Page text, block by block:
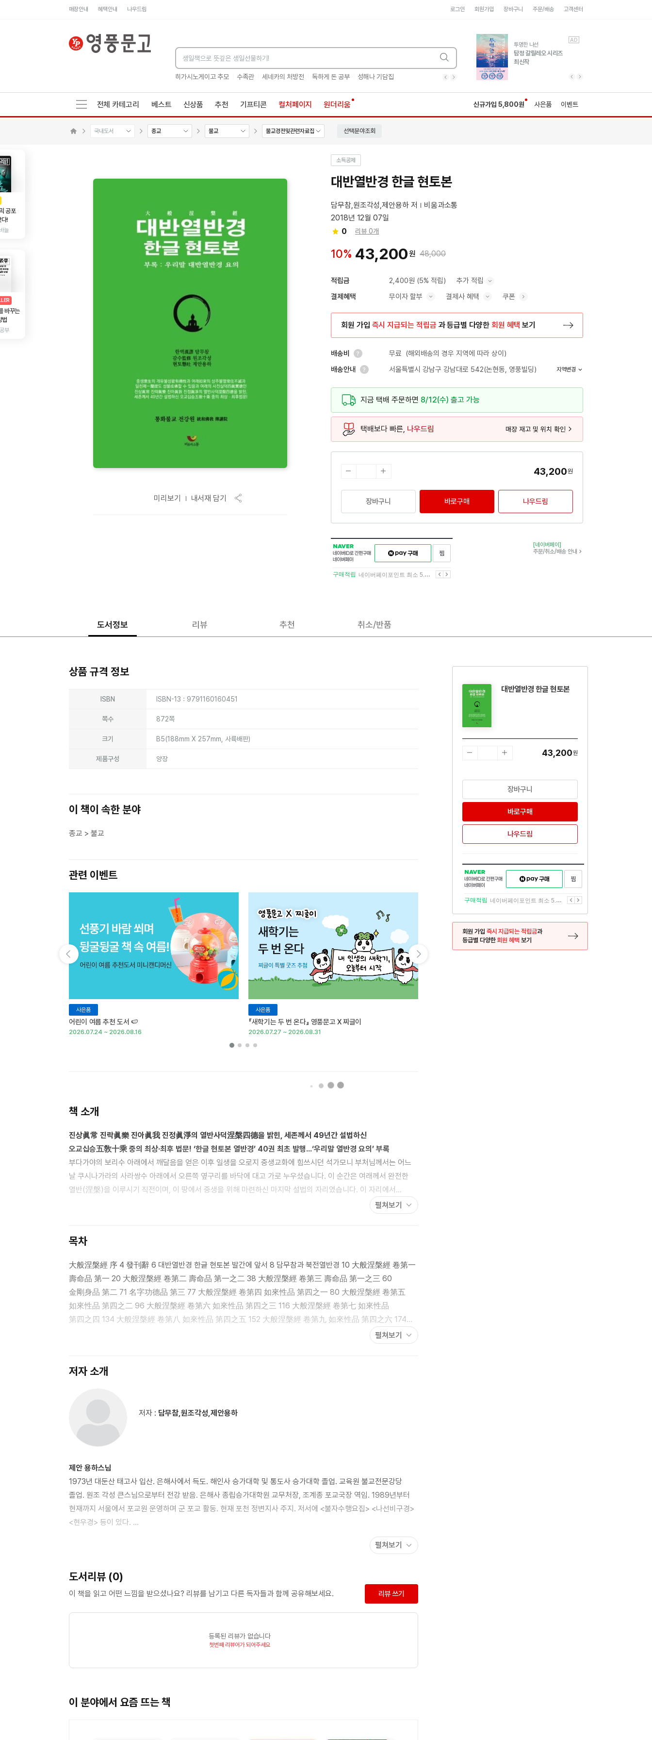
매장안내 혜택안내 나우드림 로그인 회원가입 장바구니 주문/배송 고객센터
히가시노게이고 추모 수족관 세네카의 처방전 독하게 돈 공부 성해나 기담집 히가시노게이고 추모 수족관 독하게 돈 공부
유럽 도시 기행3
풍성한 서사와 인문학적
통찰!
AD
투명한 나선
탐정 갈릴레오 시리즈
최신작
AD
전체 카테고리 베스트 신상품 추천 기프티콘 컬처페이지 원더리움 신규가입 5,800원 사은품 이벤트
국내도서 종교 불교 불교경전및관련자료집 선택분야조회
AD
공포
다!
늘
AD
바꾸는
법
부
미리보기 내서재 담기
소득공제
대반열반경 한글 현토본
담무참,원조각성,제안용하 저
비움과소통
2018년 12월 07일
0
리뷰 0개
10% 43,200원 48,000
적립금 2,400원 (5% 적립) 추가 적립
결제혜택 무이자 할부 결제사 혜택 쿠폰
회원 가입 즉시 지급되는 적립금 과 등급별 다양한 회원 혜택 보기
배송비 무료 (해외배송의 경우 지역에 따라 상이)
배송안내
서울특별시 강남구 강남대로 542(논현동, 영풍빌딩) 지역변경
지금 택배 주문하면 8/12(수) 출고 가능
택배보다 빠른, 나우드림 매장 재고 및 위치 확인
43,200원
장바구니 바로구매 나우드림
NAVER
네이버
ID로
간편구매
네이버페이
구매하기
이전
구매적립 네이버페이포인트 최소 5.5% 적립 다음
[네이버페이]
주문/취소/배송 안내
도서정보 리뷰 추천 취소/반품
상품 규격 정보
ISBN ISBN-13 : 9791160160451
쪽수 872쪽
크기 B5(188mm X 257mm, 사륙배판)
제품구성 양장
이 책이 속한 분야
종교 > 불교
관련 이벤트
사은품
어린이 여름 추천 도서 🍉
2026.07.24 ~ 2026.08.16
사은품
『새학기는 두 번 온다』 영풍문고 X 찌글이
2026.07.27 ~ 2026.08.31
책 소개
진상眞常 진락眞樂 진아眞我 진정眞淨의 열반사덕涅槃四德을 밝힌, 세존께서 49년간 설법하신
오교십승五敎十乘 중의 최상·최후 법문! ‘한글 현토본 열반경’ 40권 최초 발행…‘우리말 열반경 요의’ 부록
부다가야의 보리수 아래에서 깨달음을 얻은 이후 일생을 오로지 중생교화에 힘쓰시던 석가모니 부처님께서는 어느
날 쿠시나가라의 사라쌍수 아래에서 오른쪽 옆구리를 바닥에 대고 가로 누우셨습니다. 이 순간은 여래께서 완전한
열반(涅槃)을 이루시기 직전이며, 이 땅에서 중생을 위해 마련하신 마지막 설법의 자리였습니다. 이 자리에서
여래께서는 대승적 깨달음의 최고 정수를 선설해 보이셨으며, 그간에 설법하신 말씀들의 뜻을 다시금 정리하셔서,
부처님께서 열반하신 이후의 중생들을 위하여 금강좌(金剛座)와 같이 흔들림 없는 진리의 보루를 남기셨습니다.
경전이자 최고(最高)의 경전으로 분류하셨습니다. 안타깝게도 열반경은 이처럼 최고의 대승교의가 담겼음에도
아쉬움을 타파하고, 부처님의 마지막 가르침에 담긴 대승불교의 정수를 좀 더 대중에게 알리고자 하는 염원으로,
현토본 열반경(懸吐本涅槃經) 40권을 국내에서는 처음으로 발간하게 되었습니다. 정확한 한글현토 작업을 통해
완성된 현토본 열반경은 우리말의 환경에 맞춰 경전 내용에 보다 쉽게 접근할 수 있으면서 동시에 근 1,600년 동안
유통되어 온 한문본 열반경의 원뜻을 잃지 않고 공부할 수 있으니, 한글본과 한문본 양자의 장점을 모두 잃지 않는
귀중한 경전형식이라 할 수 있습니다. 이를 위해 도행 비구니 스님을 비롯한 통화불교전강원 소속 여러 스님들이
현토작업에 참여하셨으며, 불(佛)ㆍ유(儒)ㆍ도(道) 삼교에 통달하신 최고의 강백 원조각성 큰스님께서 감수(監修)
완벽한 현토작업에 심혈을 기울였습니다. 아울러 ‘우리말 대반열반경 요의’를 부록으로 추가, 한글세대가 방대하고도
펼쳐보기
목차
大般涅槃經 序 4 發刊辭 6 대반열반경 한글 현토본 발간에 앞서 8 담무참과 북전열반경 10 大般涅槃經 卷第一
壽命品 第一 20 大般涅槃經 卷第二 壽命品 第一之二 38 大般涅槃經 卷第三 壽命品 第一之三 60
金剛身品 第二 71 名字功德品 第三 77 大般涅槃經 卷第四 如來性品 第四之一 80 大般涅槃經 卷第五
如來性品 第四之二 96 大般涅槃經 卷第六 如來性品 第四之三 116 大般涅槃經 卷第七 如來性品
第四之四 134 大般涅槃經 卷第八 如來性品 第四之五 152 大般涅槃經 卷第九 如來性品 第四之六 174
大般涅槃經 卷第十六 梵行品 第八之二 304 大般涅槃經 卷第十七 梵行品 第八之三 320 大般涅槃經
390 大般涅槃經 卷第二十二 光明遍照高貴德王菩薩 品第十之二 410 大般涅槃經 卷第二十三
444 大般涅槃經 卷第二十五 光明遍照高貴德王菩薩品 第十之五 462 大般涅槃經 卷第二十六
大般涅槃經 卷第二十八 師子吼菩薩品 第十一之二 520 大般涅槃經 卷第二十九 師子吼菩薩品
第十一之三 542 大般涅槃經 卷第三十 師子吼菩薩品 第十一之四 562 大般涅槃經 卷第三十一
師子吼菩薩品 第十一之五 582 大般涅槃經 卷第三十二 師子吼菩薩品 第十一之六 602 大般涅槃經
卷第三十三 迦葉菩薩品 第十二之一 622 大般涅槃經 卷第三十四 迦葉菩薩品 第十二之二 636
大般涅槃經 卷第三十五 迦葉菩薩品 第十二之三 652 大般涅槃經 卷第三十六 迦葉菩薩品 第十二之四
第十二之六 710 大般涅槃經 卷第三十九 ?陳如品 第十三之一 724 大般涅槃經 卷第四十 ?陳如品
펼쳐보기
저자 소개
저자 : 담무참,원조각성,제안용하
제안 용하스님
1973년 대둔산 태고사 입산. 은해사에서 득도. 해인사 승가대학 및 통도사 승가대학 졸업. 교육원 불교전문강당
졸업. 원조 각성 큰스님으로부터 전강 받음. 은해사 종립승가대학원 교무처장, 조계종 포교국장 역임. 1989년부터
현재까지 서울에서 포교원 운영하며 군 포교 활동. 현재 포천 정변지사 주지. 저서에 <불자수행요집> <나선비구경>
<현우경> 등이 있다.
율사인 해인사 백련암 도원 스님을 은사로 출가했으며, 19세에 비슬산 도성암에서 ‘옴마니반메훔’ 6자진언 수행으로
오온이 공한 체험을 했다. 이후 당시 3대 대강백이라는 관응, 탄허, 운허 스님 문하에서 경학을 연찬한 스님은
50여년간 수많은 스님과 재가불자들을 대상으로 경전을 강의해 왔다. <능가경> <수능엄삼매경> <대도직지> <
불조직지심체요절> <유식논강의> 등 30여 저서를 출간한 스님은 ‘통화총서’ 완간을 목표로 저술도 병행하고 있다.
현재 부산 화엄사 회주, 화엄학회 회주 등을 맡아 후학양성에 심혈을 기울이고 있다.
펼쳐보기
도서리뷰 (0)
이 책을 읽고 어떤 느낌을 받으셨나요? 리뷰를 남기고 다른 독자들과 함께 공유해보세요. 리뷰 쓰기
등록된 리뷰가 없습니다
첫번째 리뷰어가 되어주세요
이 분야에서 요즘 뜨는 책
대반열반경 한글 현토본
43,200원
장바구니
바로구매
나우드림
NAVER
네이버
ID로
간편구매
네이버페이
구매하기
이전
구매적립 네이버페이포인트 최소 5.5% 적립 다음
회원 가입 즉시 지급되는 적립금과
등급별 다양한회원 혜택 보기